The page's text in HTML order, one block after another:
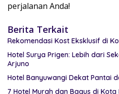
perjalanan Anda!
Berita Terkait
Rekomendasi Kost Eksklusif di
Hotel Surya Prigen: Lebih dari
Arjuno
Hotel Banyuwangi Dekat Pantai
7 Hotel Murah dan Bagus di